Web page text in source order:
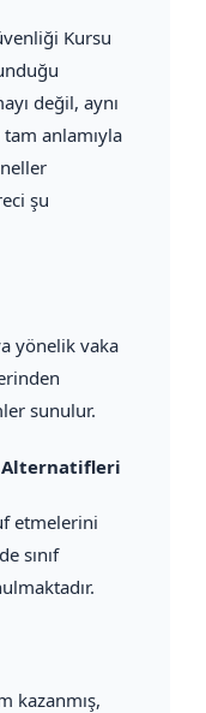
Kursu
değil, aynı
anlamıyla
şu
yönelik vaka
sunulur.
Alternatifleri
etmelerini
sınıf
kazanmış,